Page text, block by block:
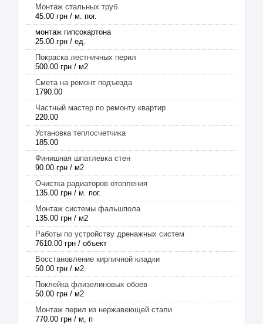
Монтаж стальных труб
45.00 грн / м. пог.
монтаж гипсокартона
25.00 грн / ед.
Покраска лестничных перил
500.00 грн / м2
Смета на ремонт подъезда
1790.00
Частный мастер по ремонту квартир
220.00
Установка теплосчетчика
185.00
Финишная шпатлевка стен
90.00 грн / м2
Очистка радиаторов отопления
135.00 грн / м. пог.
Монтаж системы фальшпола
135.00 грн / м2
Работы по устройству дренажных систем
7610.00 грн / объект
Восстановление кирпичной кладки
50.00 грн / м2
Поклейка флизелиновых обоев
50.00 грн / м2
Монтаж перил из нержавеющей стали
770.00 грн / м, п